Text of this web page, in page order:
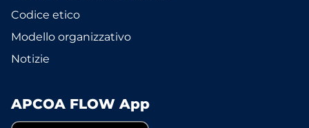
Codice etico
Modello organizzativo
Notizie
APCOA FLOW App